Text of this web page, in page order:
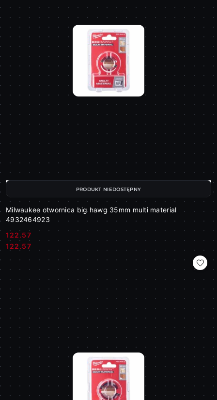
Milwaukee otwornica big hawg 35mm multi material
4932464923
Cena:
122.57
Cena:
122.57
PRODUKT NIEDOSTĘPNY